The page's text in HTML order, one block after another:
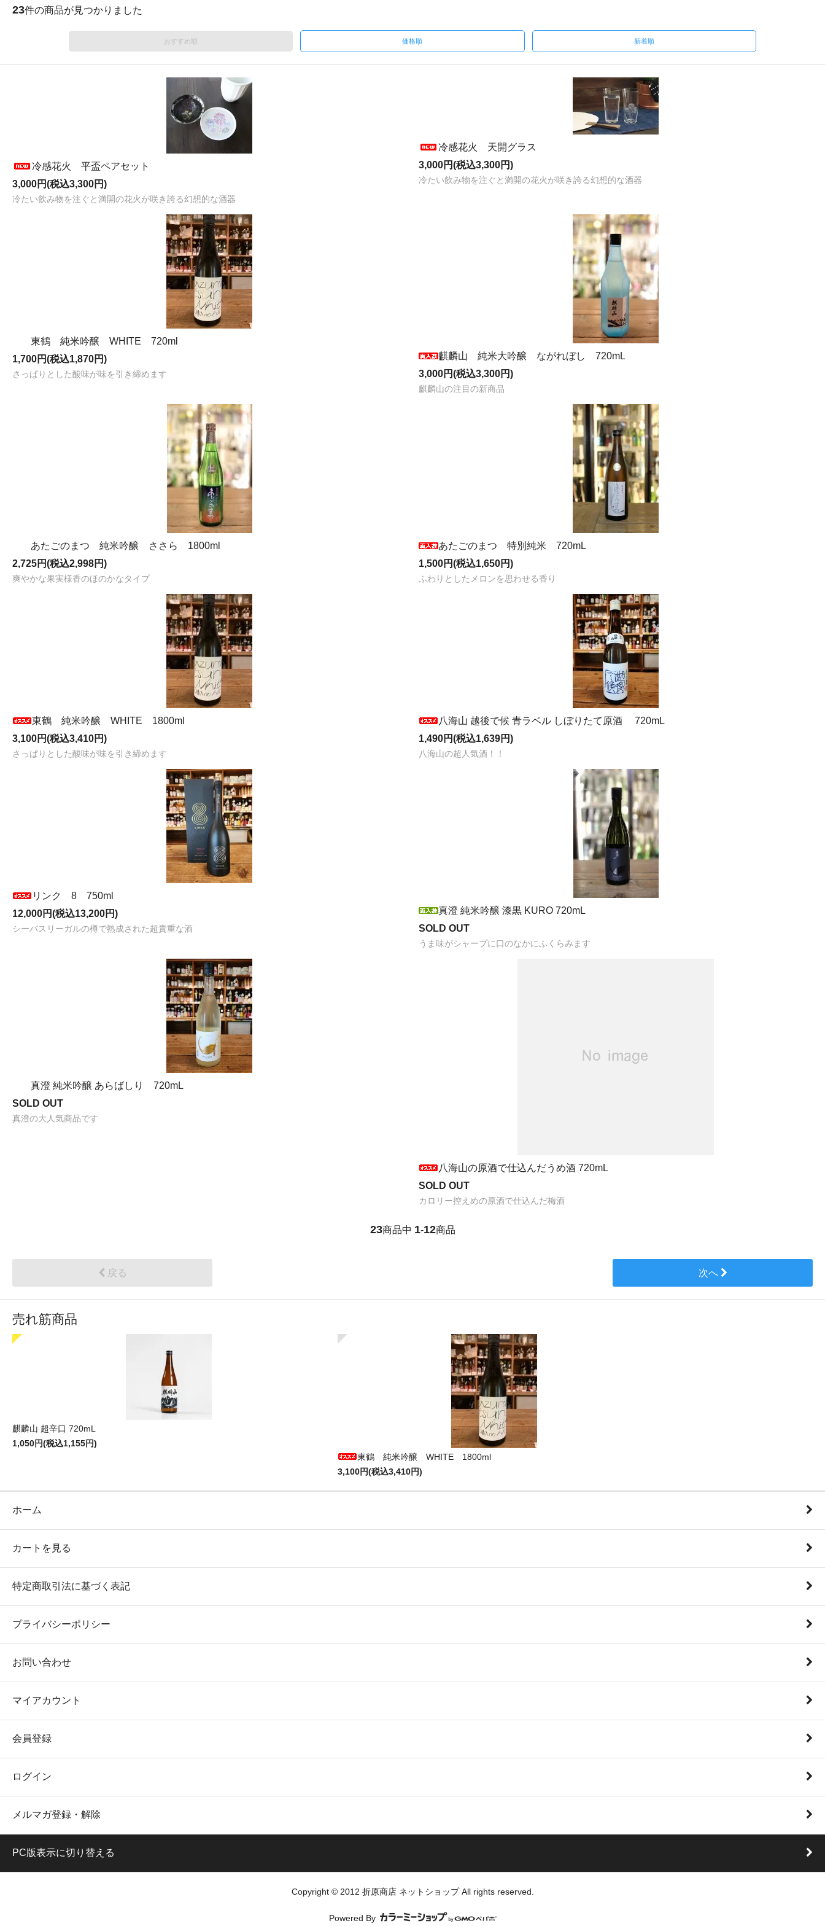
23件の商品が見つかりました
おすすめ順 価格順 新着順
冷感花火 平盃ペアセット
3,000円(税込3,300円)
冷たい飲み物を注ぐと満開の花火が咲き誇る幻想的な酒器
冷感花火 天開グラス
3,000円(税込3,300円)
冷たい飲み物を注ぐと満開の花火が咲き誇る幻想的な酒器
東鶴 純米吟醸 WHITE 720ml
1,700円(税込1,870円)
さっぱりとした酸味が味を引き締めます
麒麟山 純米大吟醸 ながれぼし 720mL
3,000円(税込3,300円)
麒麟山の注目の新商品
あたごのまつ 純米吟醸 ささら 1800ml
2,725円(税込2,998円)
爽やかな果実様香のほのかなタイプ
あたごのまつ 特別純米 720mL
1,500円(税込1,650円)
ふわりとしたメロンを思わせる香り
東鶴 純米吟醸 WHITE 1800ml
3,100円(税込3,410円)
さっぱりとした酸味が味を引き締めます
八海山 越後で候 青ラベル しぼりたて原酒 720mL
1,490円(税込1,639円)
八海山の超人気酒！！
リンク 8 750ml
12,000円(税込13,200円)
シーバスリーガルの樽で熟成された超貴重な酒
真澄 純米吟醸 漆黒 KURO 720mL
SOLD OUT
うま味がシャープに口のなかにふくらみます
真澄 純米吟醸 あらばしり 720mL
SOLD OUT
真澄の大人気商品です
八海山の原酒で仕込んだうめ酒 720mL
SOLD OUT
カロリー控えめの原酒で仕込んだ梅酒
23商品中 1-12商品
戻る 次へ
売れ筋商品
麒麟山 超辛口 720mL
1,050円(税込1,155円)
東鶴 純米吟醸 WHITE 1800ml
3,100円(税込3,410円)
ホーム
カートを見る
特定商取引法に基づく表記
プライバシーポリシー
お問い合わせ
マイアカウント
会員登録
ログイン
メルマガ登録・解除
PC版表示に切り替える
Copyright © 2012 折原商店 ネットショップ All rights reserved.
Powered By